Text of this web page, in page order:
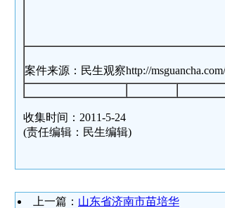
案件来源：民生观察http://
收集时间：2011-5-24
(责任编辑：民生编辑)
上一篇： 山东省济南市苗培华